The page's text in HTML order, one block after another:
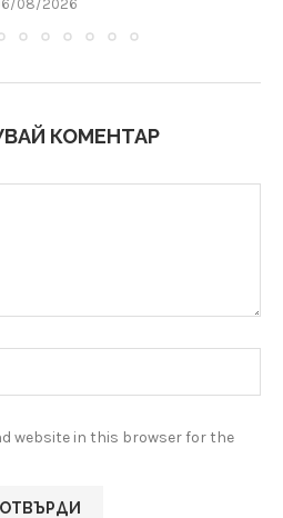
08/2026
КОМЕНТАР
website in this browser for the